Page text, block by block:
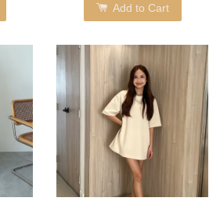
Add to Cart